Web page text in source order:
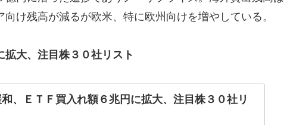
け残高が減るが欧米、特に欧州向けを増やしている。
拡大、注目株３０社リスト
和、ＥＴＦ買入れ額６兆円に拡大、注目株３０社リ